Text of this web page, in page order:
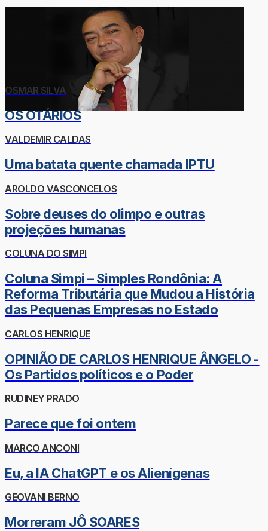
OSMAR SILVA
OS OTÁRIOS
VALDEMIR CALDAS
Uma batata quente chamada IPTU
AROLDO VASCONCELOS
Sobre deuses do olimpo e outras
projeções humanas
COLUNA DO SIMPI
Coluna Simpi – Simples Rondônia: A
Reforma Tributária que Mudou a História
das Pequenas Empresas no Estado
CARLOS HENRIQUE
OPINIÃO DE CARLOS HENRIQUE ÂNGELO -
Os Partidos políticos e o Poder
RUDINEY PRADO
Parece que foi ontem
MARCO ANCONI
Eu, a IA ChatGPT e os Alienígenas
GEOVANI BERNO
Morreram JÔ SOARES